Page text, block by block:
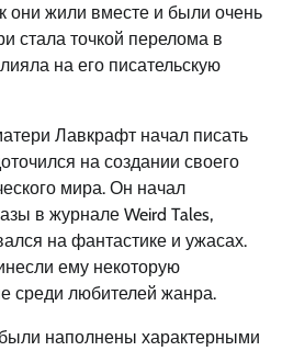
они жили вместе и были очень
стала точкой перелома в
на его писательскую
Лавкрафт начал писать
на создании своего
мира. Он начал
в журнале Weird Tales,
на фантастике и ужасах.
ему некоторую
среди любителей жанра.
наполнены характерными